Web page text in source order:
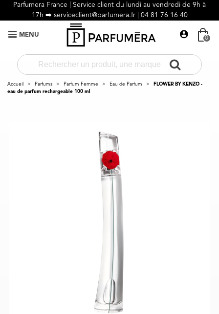
Parfumera France | Service client du lundi au vendredi de 9h à
17h ➡️ serviceclient@parfumera.fr | 04 81 76 16 40
MENU 0
Accueil > Parfums > Parfum Femme > Eau de Parfum >
FLOWER BY KENZO -
eau de parfum rechargeable 100 ml